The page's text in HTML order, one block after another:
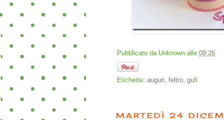
Pubblicato da Unknown alle 09:26
Etichette: auguri, feltro, gufi
MARTEDÌ 24